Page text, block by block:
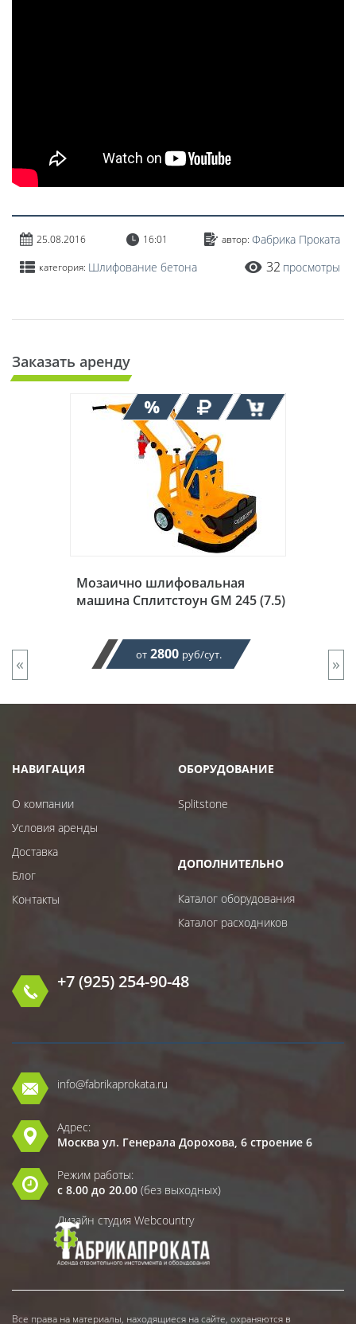
25.08.2016 16:01 автор: Фабрика Проката
категория: Шлифование бетона 32 просмотры
Заказать аренду
Мозаично шлифовальная
машина Сплитстоун GM 245 (7.5)
от 2800 руб/сут.
« »
НАВИГАЦИЯ
О компании
Условия аренды
Доставка
Блог
Контакты
ОБОРУДОВАНИЕ
Splitstone
ДОПОЛНИТЕЛЬНО
Каталог оборудования
Каталог расходников
+7 (925) 254-90-48
info@fabrikaprokata.ru
Адрес:
Москва ул. Генерала Дорохова, 6 строение 6
Режим работы:
с 8.00 до 20.00 (без выходных)
Дизайн студия Webcountry
Все права на материалы, находящиеся на сайте, охраняются в